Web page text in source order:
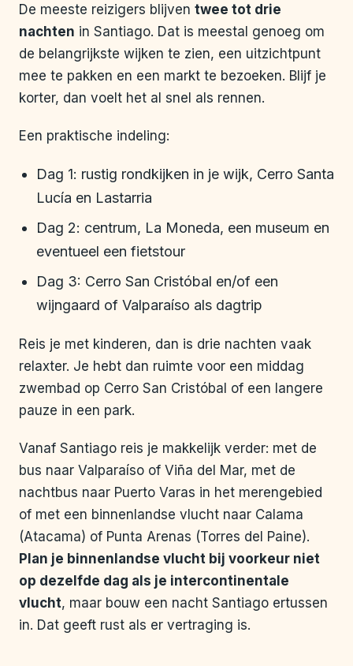
De meeste reizigers blijven twee tot drie
nachten in Santiago. Dat is meestal genoeg om
de belangrijkste wijken te zien, een uitzichtpunt
mee te pakken en een markt te bezoeken. Blijf je
korter, dan voelt het al snel als rennen.
Een praktische indeling:
Dag 1: rustig rondkijken in je wijk, Cerro Santa
Lucía en Lastarria
Dag 2: centrum, La Moneda, een museum en
eventueel een fietstour
Dag 3: Cerro San Cristóbal en/of een
wijngaard of Valparaíso als dagtrip
Reis je met kinderen, dan is drie nachten vaak
relaxter. Je hebt dan ruimte voor een middag
zwembad op Cerro San Cristóbal of een langere
pauze in een park.
Vanaf Santiago reis je makkelijk verder: met de
bus naar Valparaíso of Viña del Mar, met de
nachtbus naar Puerto Varas in het merengebied
of met een binnenlandse vlucht naar Calama
(Atacama) of Punta Arenas (Torres del Paine).
Plan je binnenlandse vlucht bij voorkeur niet
op dezelfde dag als je intercontinentale
vlucht, maar bouw een nacht Santiago ertussen
in. Dat geeft rust als er vertraging is.